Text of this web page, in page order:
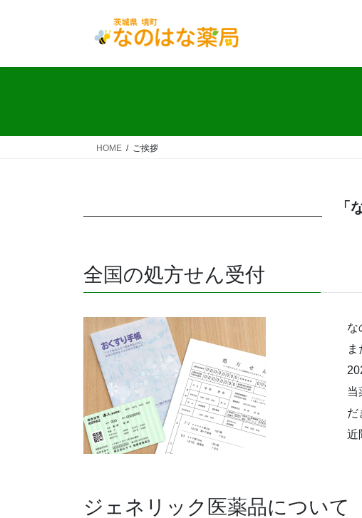
HOME ご挨拶
「
全国の処方せん受付
な
ま
当
だ
近
ジェネリック医薬品について